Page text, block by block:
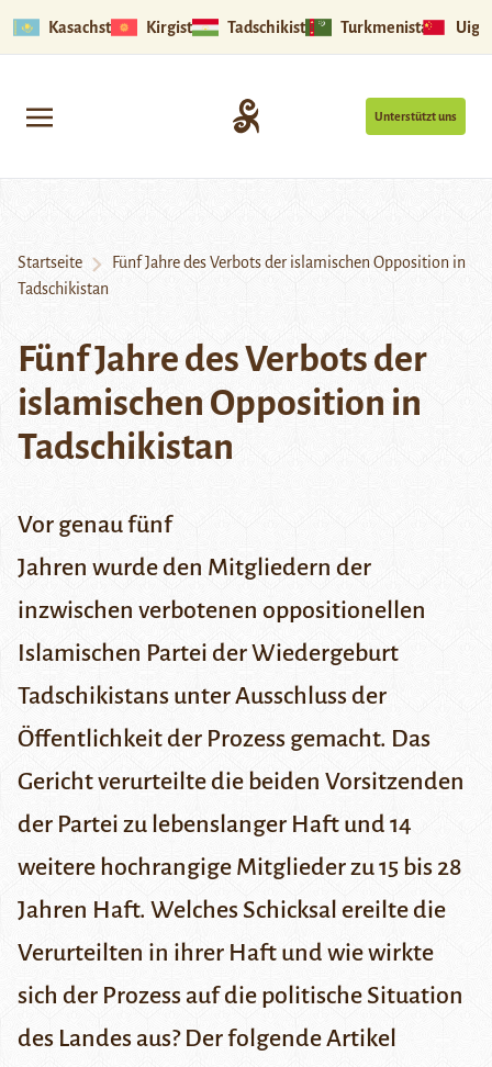
Kasachstan Kirgistan Tadschikistan Turkmenistan
Unterstützt uns
Startseite
Fünf Jahre des Verbots der islamischen Opposition in
Tadschikistan
Fünf Jahre des Verbots der
islamischen Opposition in
Tadschikistan
Vor genau fünf
Jahren wurde den Mitgliedern der
inzwischen verbotenen oppositionellen
Islamischen Partei der Wiedergeburt
Tadschikistans unter Ausschluss der
Öffentlichkeit der Prozess gemacht. Das
Gericht verurteilte die beiden Vorsitzenden
der Partei zu lebenslanger Haft und 14
weitere hochrangige Mitglieder zu 15 bis 28
Jahren Haft. Welches Schicksal ereilte die
Verurteilten in ihrer Haft und wie wirkte
sich der Prozess auf die politische Situation
des Landes aus? Der folgende Artikel